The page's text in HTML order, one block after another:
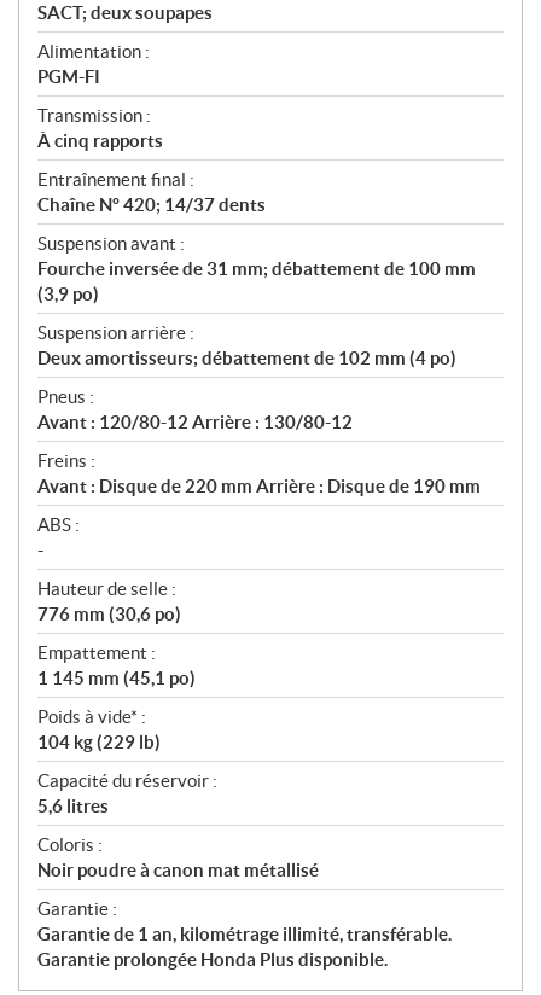
SACT; deux soupapes
Alimentation :
PGM-FI
Transmission :
À cinq rapports
Entraînement final :
Chaîne Nº 420; 14/37 dents
Suspension avant :
Fourche inversée de 31 mm; débattement de 100 mm
(3,9 po)
Suspension arrière :
Deux amortisseurs; débattement de 102 mm (4 po)
Pneus :
Avant : 120/80-12 Arrière : 130/80-12
Freins :
Avant : Disque de 220 mm Arrière : Disque de 190 mm
ABS :
-
Hauteur de selle :
776 mm (30,6 po)
Empattement :
1 145 mm (45,1 po)
Poids à vide* :
104 kg (229 lb)
Capacité du réservoir :
5,6 litres
Coloris :
Noir poudre à canon mat métallisé
Garantie :
Garantie de 1 an, kilométrage illimité, transférable.
Garantie prolongée Honda Plus disponible.